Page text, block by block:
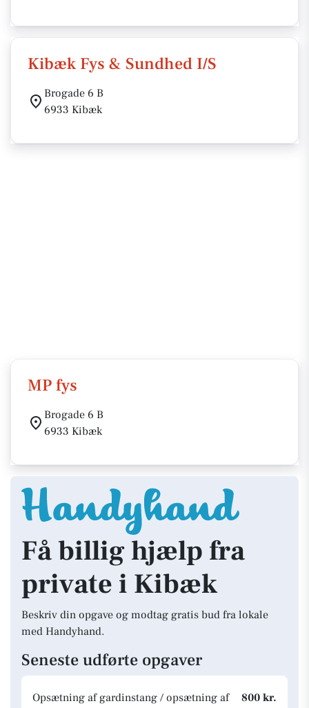
Kibæk Fys & Sundhed I/S
Brogade 6 B
6933 Kibæk
MP fys
Brogade 6 B
6933 Kibæk
Få billig hjælp fra
private i Kibæk
Beskriv din opgave og modtag gratis bud fra lokale
med Handyhand.
Seneste udførte opgaver
Opsætning af gardinstang / opsætning af
800 kr.